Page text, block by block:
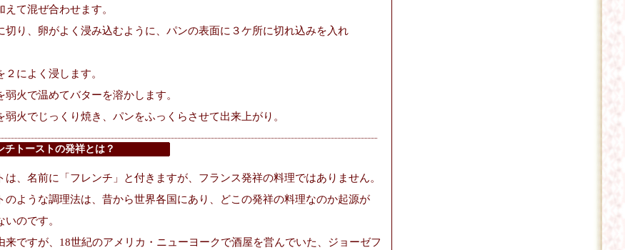
えて混ぜ合わせます。
切り、卵がよく浸み込むように、パンの表面に３ケ所に切れ込みを入れ
２によく浸します。
弱火で温めてバターを溶かします。
弱火でじっくり焼き、パンをふっくらさせて出来上がり。
チトーストの発祥とは？
は、名前に「フレンチ」と付きますが、フランス発祥の料理ではありません。
のような調理法は、昔から世界各国にあり、どこの発祥の料理なのか起源が
のです。
来ですが、18世紀のアメリカ・ニューヨークで酒屋を営んでいた、ジョーゼフ